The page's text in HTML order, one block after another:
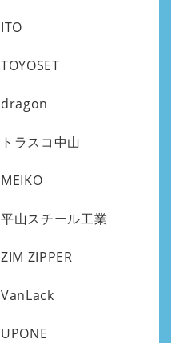
ITO
TOYOSET
dragon
トラスコ中山
MEIKO
平山スチール工業
ZIM ZIPPER
VanLack
UPONE